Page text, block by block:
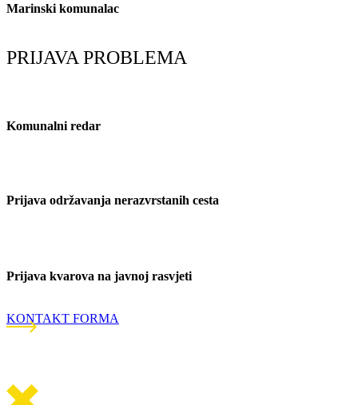
Marinski komunalac
PRIJAVA PROBLEMA
Komunalni redar
Prijava održavanja nerazvrstanih cesta
Prijava kvarova na javnoj rasvjeti
KONTAKT FORMA